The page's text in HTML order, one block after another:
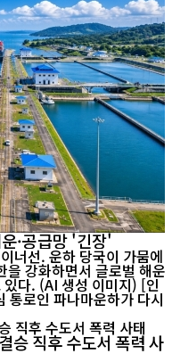
·공급망 '긴장'
너선. 운하 당국이 가뭄에
을 강화하면서 글로벌 해운
. (AI 생성 이미지) [인
통로인 파나마운하가 다시
승 직후 수도서 폭력 사